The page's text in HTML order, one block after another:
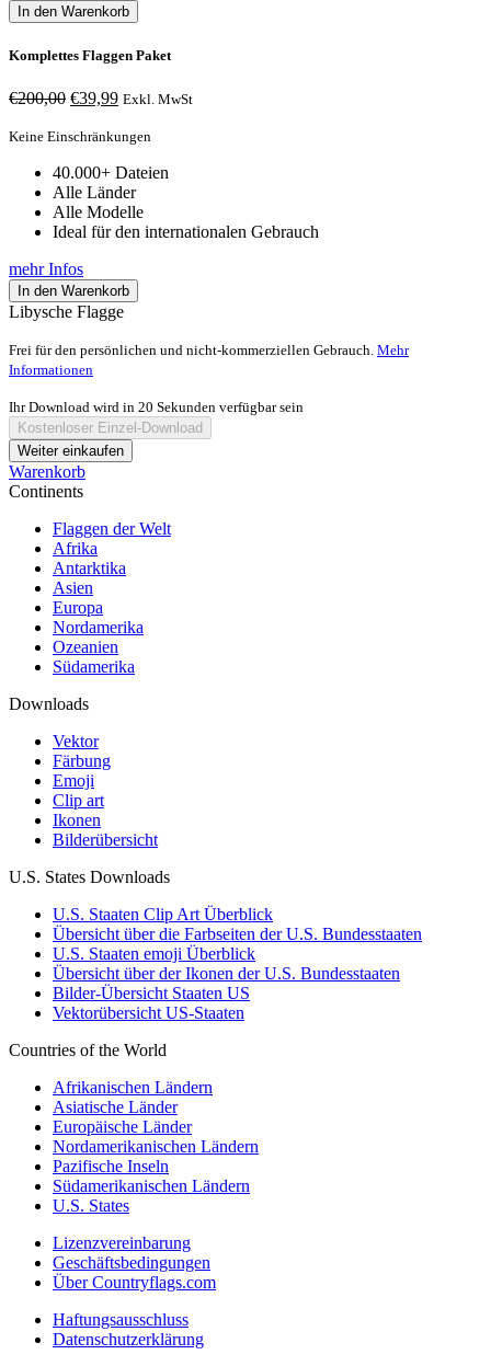
In den Warenkorb
Komplettes Flaggen Paket
€200,00 Ursprünglicher
war:
€39,99Aktueller
ist:
Exkl. MwSt
Keine Einschränkungen
40.000+ Dateien
Alle Länder
Alle Modelle
Ideal für den internationalen Gebrauch
mehr Infos
In den Warenkorb
Libysche Flagge
Frei für den persönlichen und nicht-kommerziellen Gebrauch. Mehr
Informationen
Ihr Download wird in 20 Sekunden verfügbar sein
Kostenloser Einzel-Download
Weiter einkaufen
Warenkorb
Continents
Flaggen der Welt
Afrika
Antarktika
Asien
Europa
Nordamerika
Ozeanien
Südamerika
Downloads
Vektor
Färbung
Emoji
Clip art
Ikonen
Bilderübersicht
U.S. States Downloads
U.S. Staaten Clip Art Überblick
Übersicht über die Farbseiten der U.S. Bundesstaaten
U.S. Staaten emoji Überblick
Übersicht über der Ikonen der U.S. Bundesstaaten
Bilder-Übersicht Staaten US
Vektorübersicht US-Staaten
Countries of the World
Afrikanischen Ländern
Asiatische Länder
Europäische Länder
Nordamerikanischen Ländern
Pazifische Inseln
Südamerikanischen Ländern
U.S. States
Lizenzvereinbarung
Geschäftsbedingungen
Über Countryflags.com
Haftungsausschluss
Datenschutzerklärung